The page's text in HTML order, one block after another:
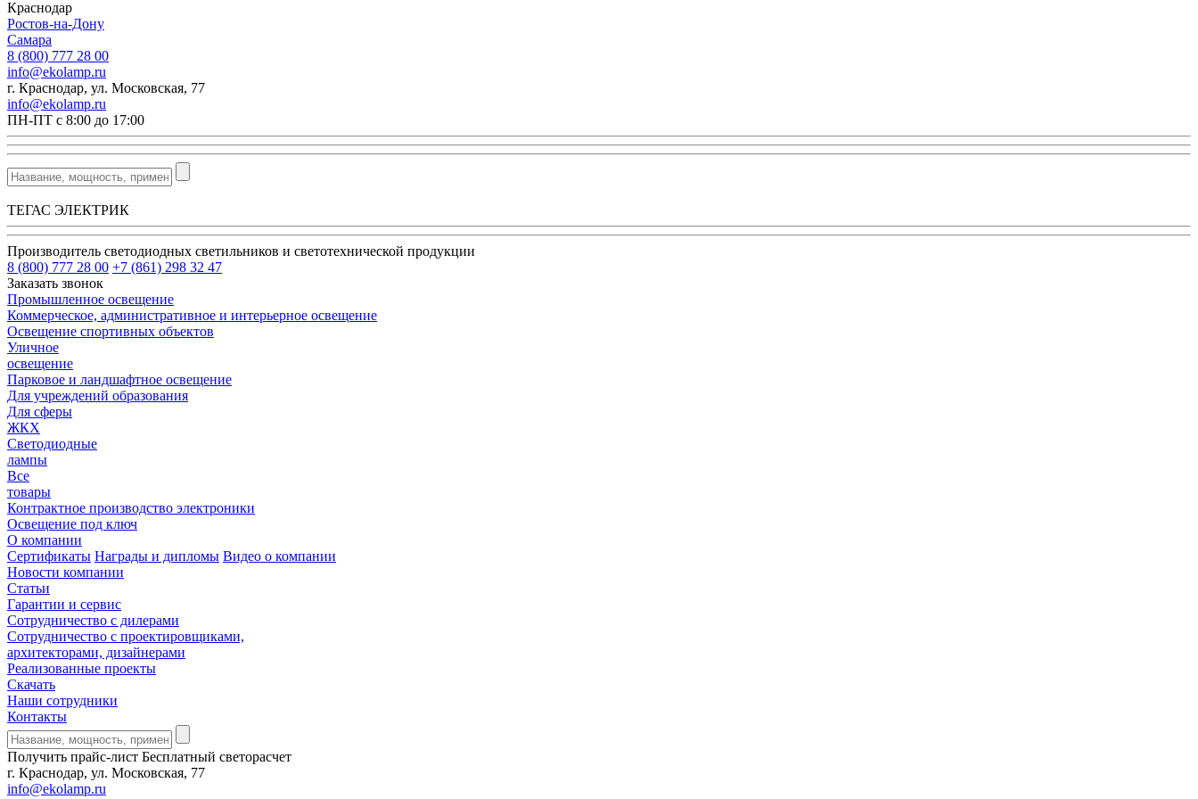
Краснодар
Ростов-на-Дону
Самара
8 (800) 777 28 00
info@ekolamp.ru
г. Краснодар, ул. Московская, 77
info@ekolamp.ru
ПН-ПТ с 8:00 до 17:00
ТЕГАС ЭЛЕКТРИК
Производитель светодиодных светильников и светотехнической продукции
8 (800) 777 28 00 +7 (861) 298 32 47
Заказать звонок
Промышленное освещение
Коммерческое, административное и интерьерное освещение
Освещение спортивных объектов
Уличное
освещение
Парковое и ландшафтное освещение
Для учреждений образования
Для сферы
ЖКХ
Светодиодные
лампы
Все
товары
Контрактное производство электроники
Освещение под ключ
О компании
Сертификаты Награды и дипломы Видео о компании
Новости компании
Статьи
Гарантии и сервис
Сотрудничество с дилерами
Сотрудничество с проектировщиками,
архитекторами, дизайнерами
Реализованные проекты
Скачать
Наши сотрудники
Контакты
Получить прайс-лист Бесплатный светорасчет
г. Краснодар, ул. Московская, 77
info@ekolamp.ru